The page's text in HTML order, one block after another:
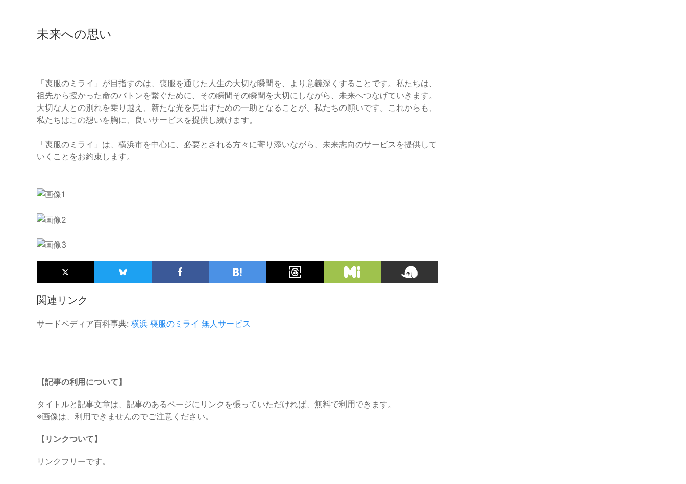
未来への思い
「喪服のミライ」が目指すのは、喪服を通じた人生の大切な瞬間を、より意義深くすることです。私たちは、
祖先から授かった命のバトンを繋ぐために、その瞬間その瞬間を大切にしながら、未来へつなげていきます。
大切な人との別れを乗り越え、新たな光を見出すための一助となることが、私たちの願いです。これからも、
私たちはこの想いを胸に、良いサービスを提供し続けます。
「喪服のミライ」は、横浜市を中心に、必要とされる方々に寄り添いながら、未来志向のサービスを提供して
いくことをお約束します。
関連リンク
サードペディア百科事典: 横浜 喪服のミライ 無人サービス
【記事の利用について】
タイトルと記事文章は、記事のあるページにリンクを張っていただければ、無料で利用できます。
※画像は、利用できませんのでご注意ください。
【リンクついて】
リンクフリーです。